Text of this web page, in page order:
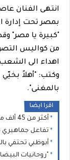
انتهى الفنان
بمصر تحت إدارة
"كبيرة يا مصر"
من كواليس
اهداء الى
وكتب: "أهلاً
بالمغنى".
اقرا ايضا
أكثر من 45 ألف متفرج يختتمون فعاليات المهرجان المتوسطي للناظور في أجواء استثنائية
تفاعل جماهيري كبير مع
أبوظبي تحتفي بالذكرى 27 لعيد العرش بحضور سمو الشيخ زايد بن محمد بن زايد
"روحانيات البيضاء"